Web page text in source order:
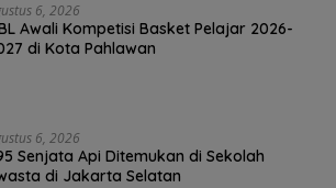
6, 2026
Awali Kompetisi Basket Pelajar 2026-
di Kota Pahlawan
6, 2026
Senjata Api Ditemukan di Sekolah
di Jakarta Selatan